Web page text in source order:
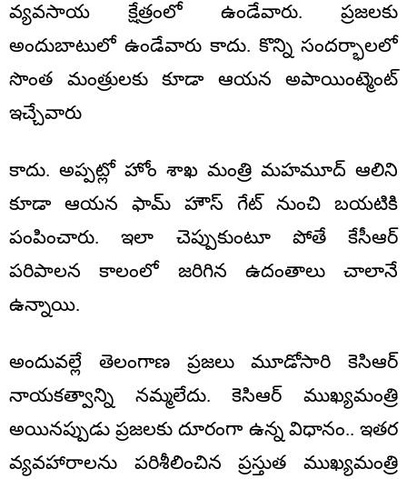
వ్యవసాయ క్షేత్రంలో ఉండేవారు. ప్రజలకు
అందుబాటులో ఉండేవారు కాదు. కొన్ని సందర్భాలలో
సొంత మంత్రులకు కూడా ఆయన అపాయింట్మెంట్
ఇచ్చేవారు
కాదు. అప్పట్లో హోం శాఖ మంత్రి మహమూద్ ఆలిని
కూడా ఆయన ఫామ్ హౌస్ గేట్ నుంచి బయటికి
పంపించారు. ఇలా చెప్పుకుంటూ పోతే కేసీఆర్
పరిపాలన కాలంలో జరిగిన ఉదంతాలు చాలానే
ఉన్నాయి.
అందువల్లే తెలంగాణ ప్రజలు మూడోసారి కెసిఆర్
నాయకత్వాన్ని నమ్మలేదు. కెసిఆర్ ముఖ్యమంత్రి
అయినప్పుడు ప్రజలకు దూరంగా ఉన్న విధానం.. ఇతర
వ్యవహారాలను పరిశీలించిన ప్రస్తుత ముఖ్యమంత్రి